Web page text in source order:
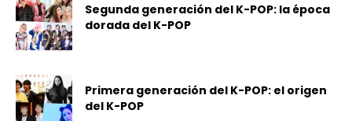
Segunda generación del K-POP: la época
dorada del K-POP
Primera generación del K-POP: el origen
del K-POP